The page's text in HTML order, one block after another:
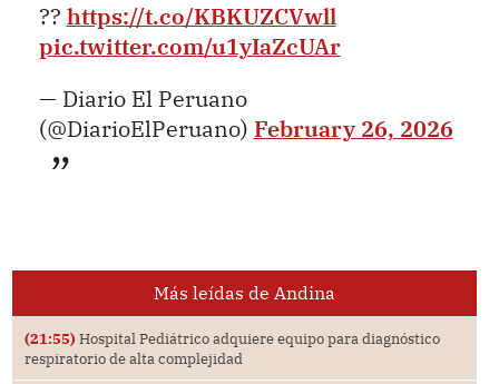
?? https://t.co/KBKUZCVwll
pic.twitter.com/u1yIaZcUAr
— Diario El Peruano
(@DiarioElPeruano) February 26, 2026
Más leídas de Andina
(21:55) Hospital Pediátrico adquiere equipo para diagnóstico
respiratorio de alta complejidad